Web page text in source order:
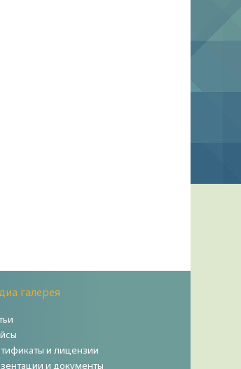
галерея
и лицензии
и документы